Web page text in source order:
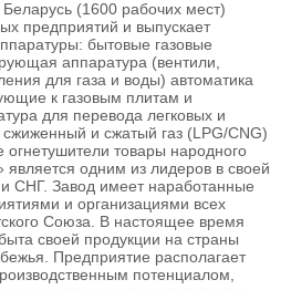
(1600 рабочих мест)
предприятий и выпускает
бытовые газовые
аппаратура (вентили,
для газа и воды) автоматика
к газовым плитам и
для перевода легковых и
и сжатый газ (LPG/CNG)
огнетушители товары народного
одним из лидеров в своей
СНГ. Завод имеет наработанные
и организациями всех
Союза. В настоящее время
своей продукции на страны
Предприятие располагает
потенциалом,